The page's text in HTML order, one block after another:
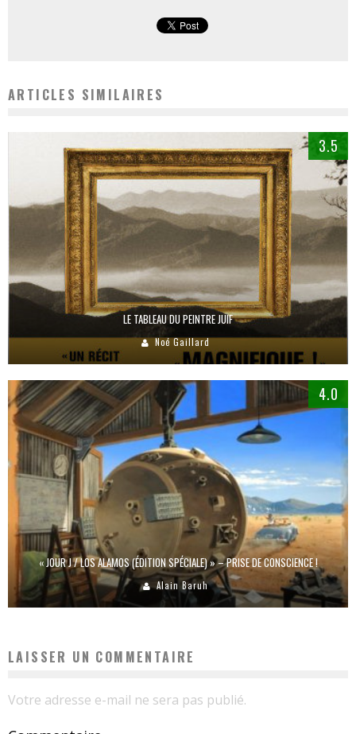
ARTICLES SIMILAIRES
3.5
LE TABLEAU DU PEINTRE JUIF
Noé Gaillard
4.0
« JOUR J / LOS ALAMOS (ÉDITION SPÉCIALE) » – PRISE DE CONSCIENCE !
Alain Baruh
LAISSER UN COMMENTAIRE
Votre adresse e-mail ne sera pas publié.